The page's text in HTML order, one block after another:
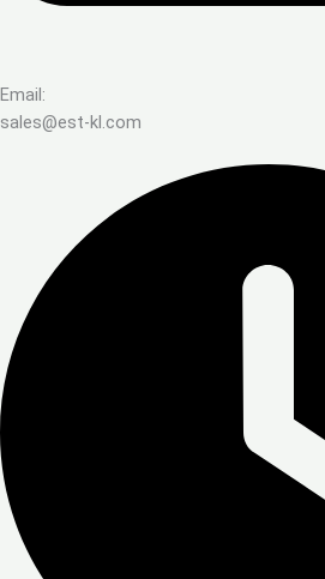
Email:
sales@est-kl.com